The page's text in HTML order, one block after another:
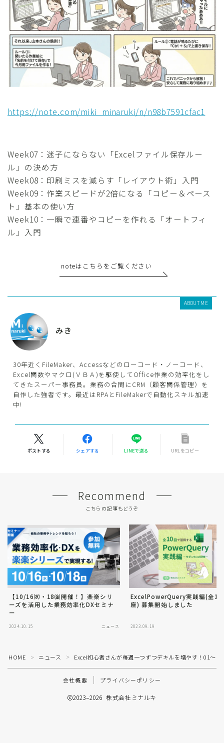
https://note.com/miki_minaruki/n/n98b7591cfac1
Week07：迷子にならない「Excelファイル保存ルー
ル」の決め方
Week08：印刷ミスを減らす「レイアウト術」入門
Week09：作業スピードが2倍になる「コピー＆ペース
ト」基本の使い方
Week10：一瞬で連番やコピーを作れる「オートフィ
ル」入門
noteはこちらをご覧ください
ABOUT ME
みき
30年近くFileMaker、Accessなどのローコード・ノーコード、
Excel関数やマクロ(ＶＢＡ)を駆使してOffice作業の効率化をし
てきたスーパー事務員。業務の合間にCRM（顧客関係管理）を
自作した強者です。最近はRPAとFileMakerで自動化スキル加速
中!
ポストする シェアする LINEで送る URLをコピー
Recommend
こちらの記事もどうぞ
【10/16㈬・18㈮開催！】楽楽シリ
ーズを活用した業務効率化DXセミナ
ー
2024.10.15 ニュース
ExcelPowerQuery実践編(全10
座) 募集開始しました
2023.09.19
HOME ＞ ニュース ＞ Excel初心者さんが毎週一つずつデキルを増やす！01～
会社概要 プライバシーポリシー
2023–2026 株式会社ミナルキ